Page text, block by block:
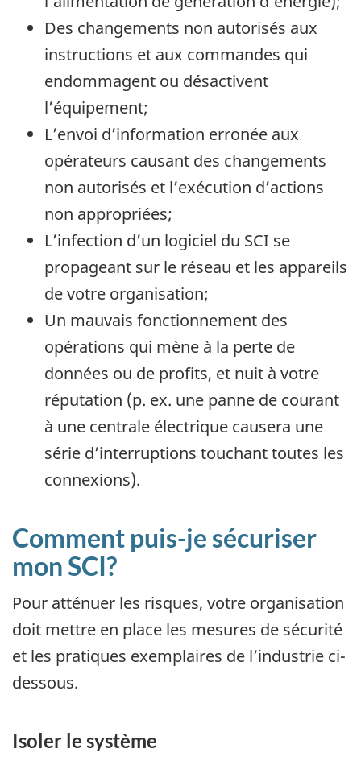
Des changements non autorisés aux
instructions et aux commandes qui
endommagent ou désactivent
l’équipement;
L’envoi d’information erronée aux
opérateurs causant des changements
non autorisés et l’exécution d’actions
non appropriées;
L’infection d’un logiciel du SCI se
propageant sur le réseau et les appareils
de votre organisation;
Un mauvais fonctionnement des
opérations qui mène à la perte de
données ou de profits, et nuit à votre
réputation (p. ex. une panne de courant
à une centrale électrique causera une
série d’interruptions touchant toutes les
connexions).
Comment puis-je sécuriser
mon SCI?
Pour atténuer les risques, votre organisation
doit mettre en place les mesures de sécurité
et les pratiques exemplaires de l’industrie ci-
dessous.
Isoler le système